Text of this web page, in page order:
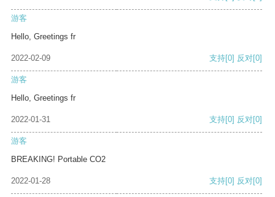
游客
Hello, Greetings fr
2022-02-09 支持[0] 反对[0]
游客
Hello, Greetings fr
2022-01-31 支持[0] 反对[0]
游客
BREAKING! Portable CO2
2022-01-28 支持[0] 反对[0]